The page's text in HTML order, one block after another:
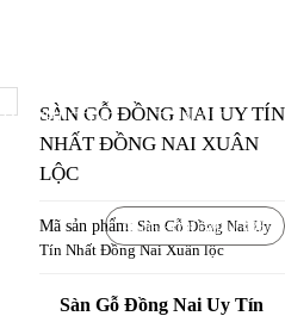
TRÍ
THI CÔNG TƯ VẤN
Hotline:0903841336
SÀN GỖ ĐỒNG NAI UY TÍN
NHẤT ĐỒNG NAI XUÂN
LỘC
Mã sản phẩm: Sàn Gỗ Đồng Nai Uy
Tín Nhất Đồng Nai Xuân lộc
Sàn Gỗ Đồng Nai Uy Tín